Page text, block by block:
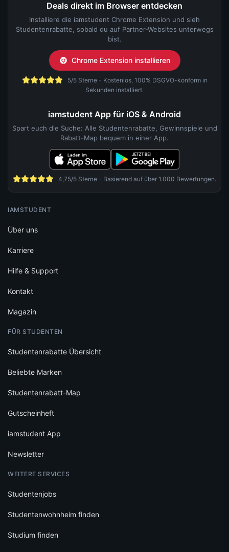
Deals direkt im Browser entdecken
Installiere die iamstudent Chrome Extension und sieh
Studentenrabatte, sobald du auf Partner-Websites unterwegs
bist.
Chrome Extension installieren
5/5 Sterne - Kostenlos, 100% DSGVO-konform in
Sekunden installiert.
iamstudent App für iOS & Android
Spart euch die Suche: Alle Studentenrabatte, Gewinnspiele und
Rabatt-Map bequem in einer App.
4,75/5 Sterne - Basierend auf über 1.000 Bewertungen.
IAMSTUDENT
Über uns
Karriere
Hilfe & Support
Kontakt
Magazin
FÜR STUDENTEN
Studentenrabatte Übersicht
Beliebte Marken
Studentenrabatt-Map
Gutscheinheft
iamstudent App
Newsletter
WEITERE SERVICES
Studentenjobs
Studentenwohnheim finden
Studium finden